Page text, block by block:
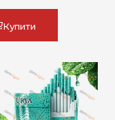
Купити